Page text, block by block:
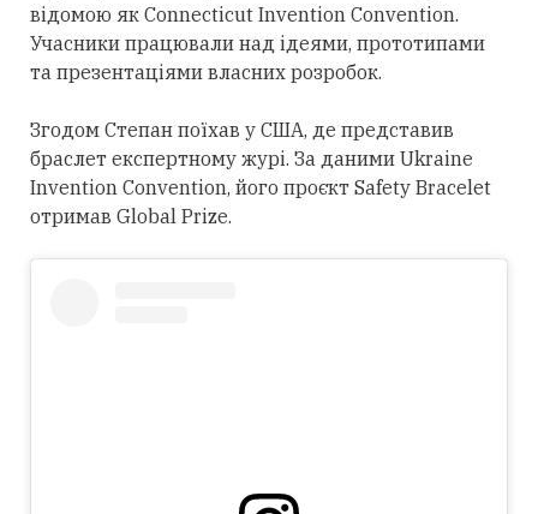
відомою як Connecticut Invention Convention.
Учасники працювали над ідеями, прототипами
та презентаціями власних розробок.
Згодом Степан поїхав у США, де представив
браслет експертному журі. За даними Ukraine
Invention Convention, його проєкт Safety Bracelet
отримав Global Prize.